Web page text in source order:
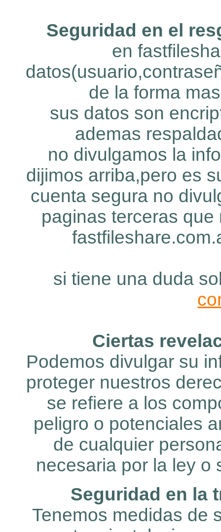
Seguridad en el
en
de la forma
sus datos son
ademas
no divulgamos la
dijimos arriba,pero es
cuenta segura no
paginas terceras
si tiene una duda
Ciertas
Podemos divulgar su
proteger nuestros
se refiere a los
peligro o potenciales
de cualquier
necesaria por la ley o
Seguridad en la
Tenemos medidas de